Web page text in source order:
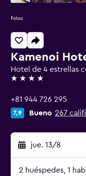
Kamenoi
Hotel de 4 estrellas
4 estrellas
+81 944 726 295
7,9 Bueno 267
jue. 13/8
2 huéspedes, 1
Fotos